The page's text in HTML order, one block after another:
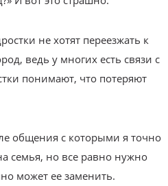
не хотят переезжать к
ведь у многих есть связи с
понимают, что потеряют
общения с которыми я точно
семья, но все равно нужно
может ее заменить.